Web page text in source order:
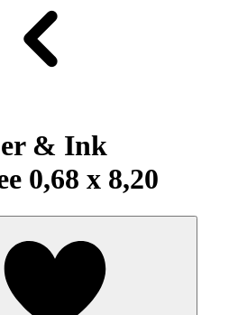
& Ink
0,68 x 8,20